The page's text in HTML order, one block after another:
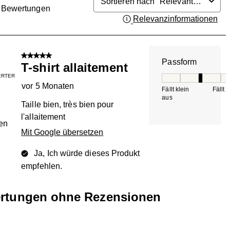
Bewertungen
Relevanzinformationen
5 von 5 Sternen.
T-shirt allaitement
vor 5 Monaten
Taille bien, très bien pour
l'allaitement
Mit Google übersetzen
Ja, Ich würde dieses Produkt
empfehlen.
Passform
Fällt klein
aus
Fällt
ohne Rezensionen